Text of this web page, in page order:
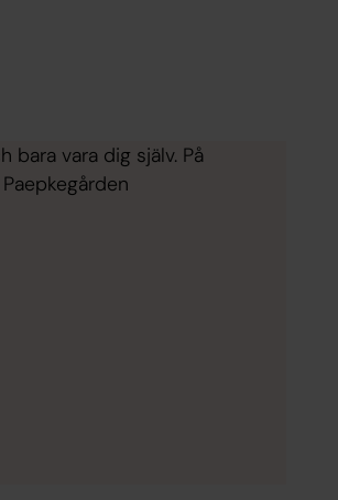
bara vara dig själv. På